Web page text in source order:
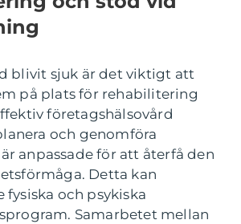
blivit sjuk är det viktigt att
på plats för rehabilitering
företagshälsovård
och genomföra
anpassade för att återfå den
Detta kan
fysiska och psykiska
Samarbetet mellan